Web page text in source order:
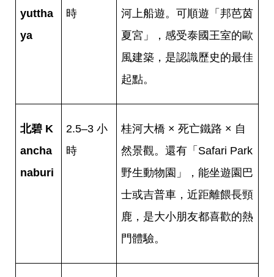
yuttha
ya
時
河上船遊。可順遊「邦芭茵
夏宮」，感受泰國王室的歐
風建築，是認識歷史的最佳
起點。
北碧 K
ancha
naburi
2.5–3 小
時
桂河大橋 × 死亡鐵路 × 自
然景觀。還有「Safari Park
野生動物園」，能坐遊園巴
士或吉普車，近距離餵長頸
鹿，是大小朋友都喜歡的熱
門體驗。